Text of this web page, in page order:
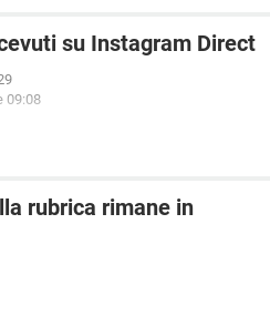
su Instagram Direct
09:08
rubrica rimane in